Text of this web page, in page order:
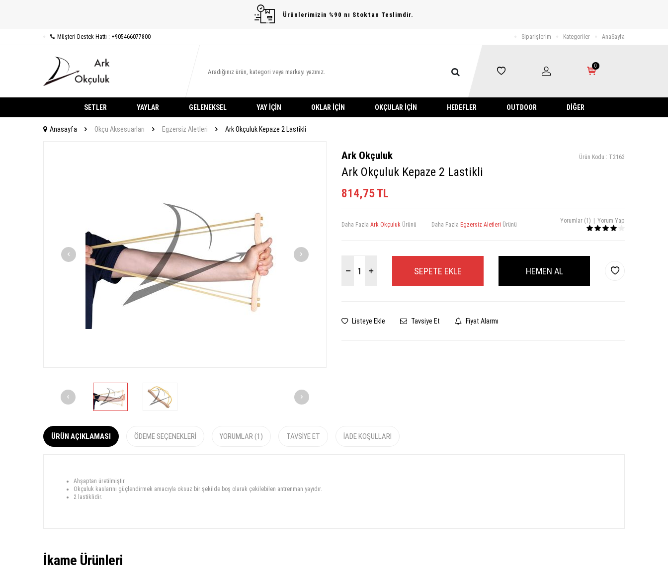
Ürünlerimizin %90 nı Stoktan Teslimdir.
Müşteri Destek Hattı : +905466077800 Siparişlerim Kategoriler AnaSayfa
0
SETLER YAYLAR GELENEKSEL YAY İÇIN OKLAR İÇIN OKÇULAR İÇIN HEDEFLER OUTDOOR DIĞER
Anasayfa Okçu Aksesuarları Egzersiz Aletleri Ark Okçuluk Kepaze 2 Lastikli
Ark Okçuluk Ürün Kodu : T2163
Ark Okçuluk Kepaze 2 Lastikli
814,75TL
Daha Fazla Ark Okçuluk Ürünü Daha Fazla Egzersiz Aletleri Ürünü
Yorumlar (1) Yorum Yap
SEPETE EKLE HEMEN AL
Listeye Ekle Tavsiye Et Fiyat Alarmı
ÜRÜN AÇIKLAMASI ÖDEME SEÇENEKLERI YORUMLAR (1) TAVSIYE ET İADE KOŞULLARI
Ahşaptan üretilmiştir.
Okçuluk kaslarını güçlendirmek amacıyla oksuz bir şekilde boş olarak çekilebilen antrenman yayıdır.
2 lastiklidir.
İkame Ürünleri